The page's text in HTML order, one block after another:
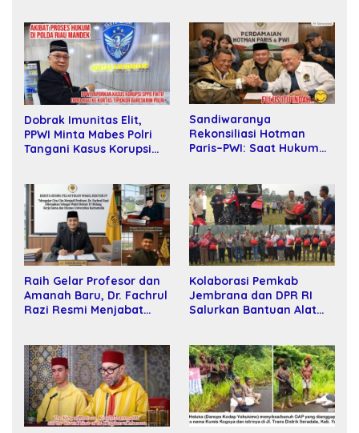
Dobrak Imunitas Elit,
PPWI Minta Mabes Polri
Tangani Kasus Korupsi
Sandiwaranya
Rekonsiliasi Hotman
Paris–PWI: Saat Hukum
Raih Gelar Profesor dan
Amanah Baru, Dr. Fachrul
Razi Resmi Menjabat
Kolaborasi Pemkab
Jembrana dan DPR RI
Salurkan Bantuan Alat